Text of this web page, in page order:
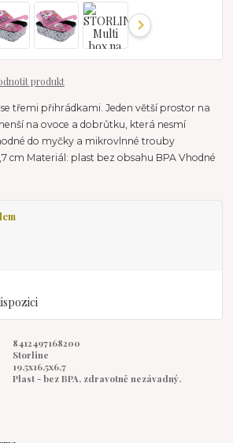
produkt
třemi přihrádkami. Jeden větší prostor na
na ovoce a dobrůtku, která nesmí
do myčky a mikrovlnné trouby
cm Materiál: plast bez obsahu BPA Vhodné
8412497168200
Storline
19,5x16,5x6,7
Plast - bez BPA, zdravotně nezávadný.